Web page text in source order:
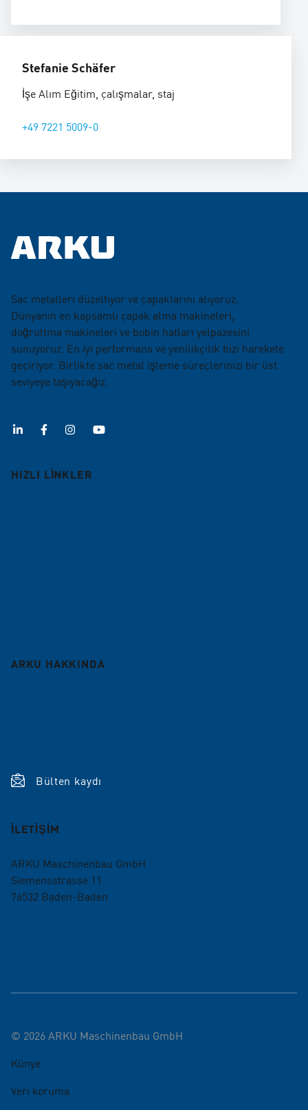
Stefanie Schäfer
İşe Alım Eğitim, çalışmalar, staj
+49 7221 5009-0
Sac metalleri düzeltiyor ve çapaklarını alıyoruz.
Dünyanın en kapsamlı çapak alma makineleri,
doğrultma makineleri ve bobin hatları yelpazesini
sunuyoruz. En iyi performans ve yenilikçilik bizi harekete
geçiriyor. Birlikte sac metal işleme süreçlerinizi bir üst
seviyeye taşıyacağız.
HIZLI LİNKLER
ARKU HAKKINDA
Bülten kaydı
İLETİŞİM
ARKU Maschinenbau GmbH
Siemensstrasse 11
76532 Baden-Baden
© 2026ARKU Maschinenbau GmbH
Künye
Veri koruma